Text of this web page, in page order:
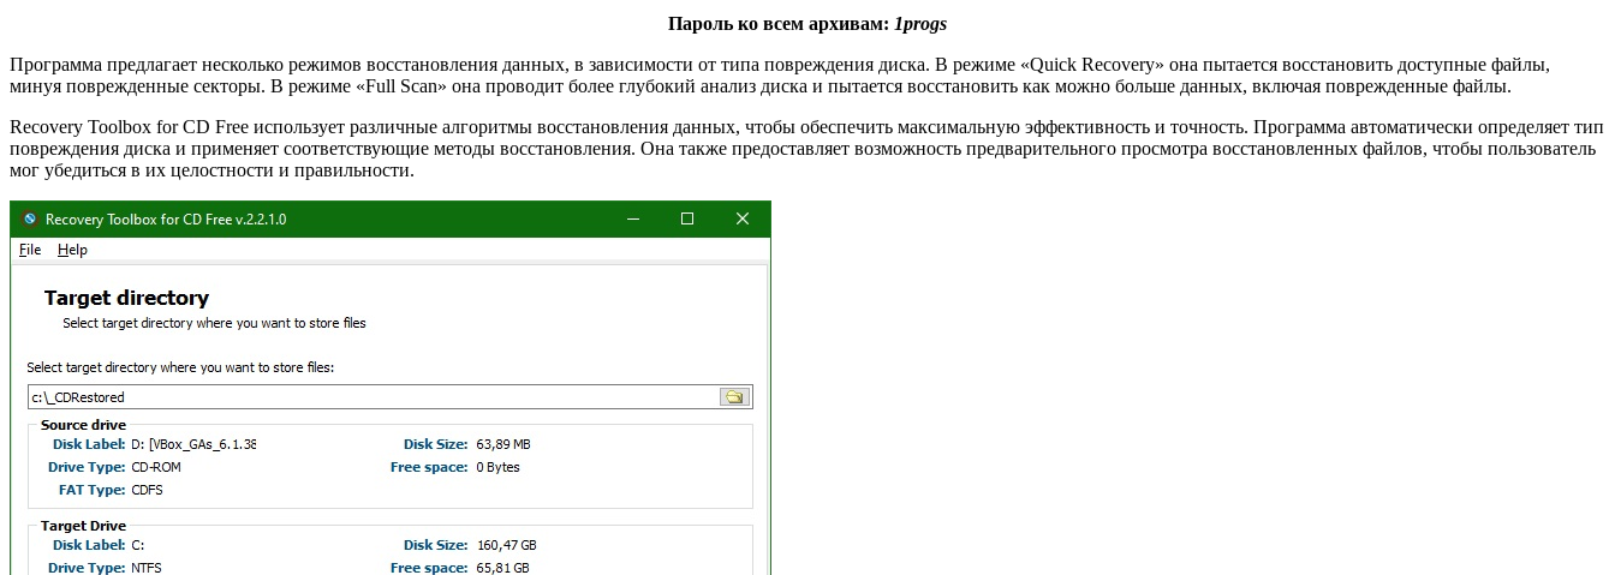
Пароль ко всем архивам: 1progs
Программа предлагает несколько режимов восстановления данных, в зависимости от типа повреждения диска. В режиме «Quick Recovery» она пытается восстановить доступные файлы,
минуя поврежденные секторы. В режиме «Full Scan» она проводит более глубокий анализ диска и пытается восстановить как можно больше данных, включая поврежденные файлы.
Recovery Toolbox for CD Free использует различные алгоритмы восстановления данных, чтобы обеспечить максимальную эффективность и точность. Программа автоматически определяет тип
повреждения диска и применяет соответствующие методы восстановления. Она также предоставляет возможность предварительного просмотра восстановленных файлов, чтобы пользователь
мог убедиться в их целостности и правильности.